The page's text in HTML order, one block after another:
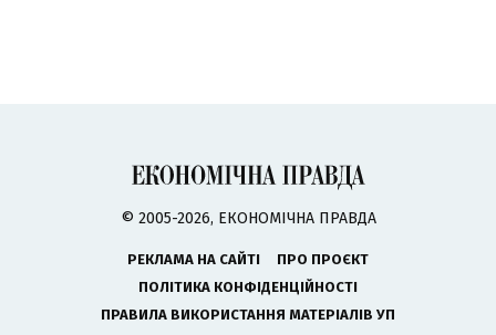
© 2005-2026, ЕКОНОМІЧНА ПРАВДА
РЕКЛАМА НА САЙТІ
ПРО ПРОЄКТ
ПОЛІТИКА КОНФІДЕНЦІЙНОСТІ
ПРАВИЛА ВИКОРИСТАННЯ МАТЕРІАЛІВ УП